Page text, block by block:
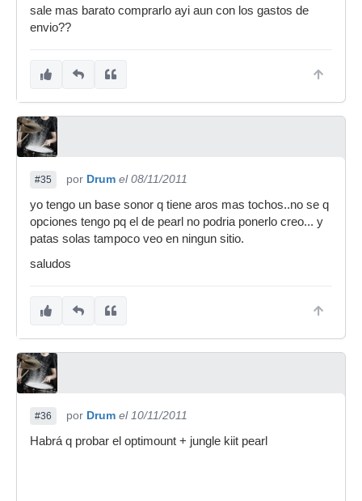
(creo que se llama así) de DW es estupendo. Yo
lo compré en USA y lo utilizo para ponerme de
sale mas barato comprarlo ayi aun con los gastos de
envio??
#35 por Drum el 08/11/2011
yo tengo un base sonor q tiene aros mas tochos..no se q
opciones tengo pq el de pearl no podria ponerlo creo... y
patas solas tampoco veo en ningun sitio.
saludos
#36 por Drum el 10/11/2011
Habrá q probar el optimount + jungle kiit pearl